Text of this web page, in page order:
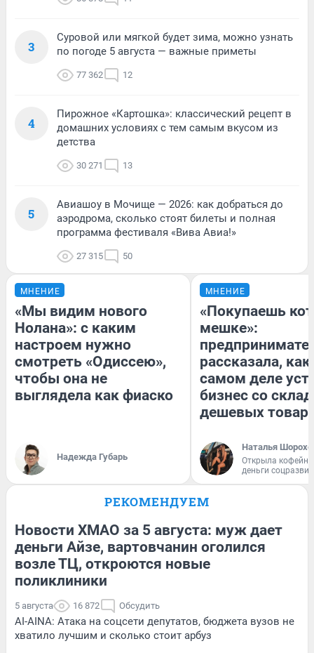
3
Суровой или мягкой будет зима, можно узнать
по погоде 5 августа — важные приметы
77 362 12
4
Пирожное «Картошка»: классический рецепт в
домашних условиях с тем самым вкусом из
детства
30 271 13
5
Авиашоу в Мочище — 2026: как добраться до
аэродрома, сколько стоят билеты и полная
программа фестиваля «Вива Авиа!»
27 315 50
МНЕНИЕ
«Мы видим нового
Нолана»: с каким
настроем нужно
смотреть «Одиссею»,
чтобы она не
выглядела как фиаско
Надежда Губарь
МНЕНИЕ
«Покупаешь
мешке»:
рассказала, как
самом деле
бизнес со
дешевых
Наталья
Открыла
деньги
РЕКОМЕНДУЕМ
Новости ХМАО за 5 августа: муж дает
деньги Айзе, вартовчанин оголился
возле ТЦ, откроются новые
поликлиники
5 августа 16 872 Обсудить
AI-AINA: Атака на соцсети депутатов, бюджета вузов не
хватило лучшим и сколько стоит арбуз